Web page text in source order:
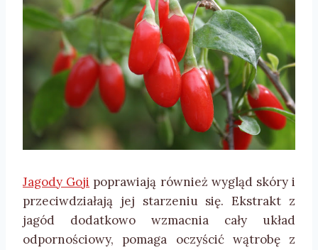
Jagody Goji poprawiają również wygląd skóry i
przeciwdziałają jej starzeniu się. Ekstrakt z
jagód dodatkowo wzmacnia cały układ
odpornościowy, pomaga oczyścić wątrobę z